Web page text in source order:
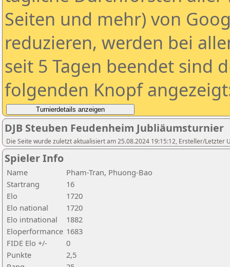
Seiten und mehr) von
reduzieren, werden bei
seit 5 Tagen beendet sind
folgenden Knopf
DJB Steuben Feudenheim Jubliäumsturnier
Die Seite wurde zuletzt aktualisiert am 25.08.2024 19:15:12, Ersteller/Letzter
Spieler Info
Name
Pham-Tran, Phuong-Bao
Startrang
16
Elo
1720
Elo national
1720
Elo intnational
1882
Eloperformance 1683
FIDE Elo +/-
0
Punkte
2,5